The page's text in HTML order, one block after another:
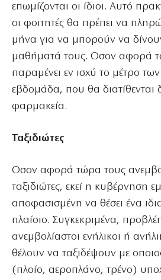
επωμίζονται οι ίδιοι. Αυτό
οι φοιτητές θα πρέπει να
μήνα για να μπορούν να
μαθήματά τους. Οσον αφορά
παραμένει εν ισχύ το μέτρο
εβδομάδα, που θα
φαρμακεία.
Ταξιδιώτες
Oσον αφορά τώρα τους
ταξιδιώτες, εκεί η κυβέρνηση
αποφασισμένη να θέσει ένα
πλαίσιο. Συγκεκριμένα,
ανεμβολίαστοι ενήλικοι ή
θέλουν να ταξιδέψουν με
(πλοίο, αεροπλάνο, τρένο)